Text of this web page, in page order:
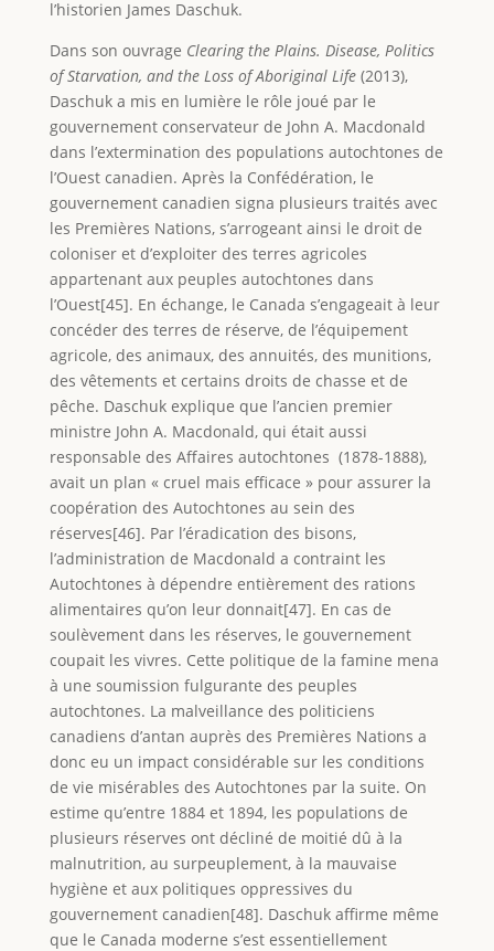
l’historien James Daschuk.
Dans son ouvrage Clearing the Plains. Disease, Politics
of Starvation, and the Loss of Aboriginal Life(2013),
Daschuk a mis en lumière le rôle joué par le
gouvernement conservateur de John A. Macdonald
dans l’extermination des populations autochtones de
l’Ouest canadien. Après la Confédération, le
gouvernement canadien signa plusieurs traités avec
les Premières Nations, s’arrogeant ainsi le droit de
coloniser et d’exploiter des terres agricoles
appartenant aux peuples autochtones dans
l’Ouest[45]. En échange, le Canada s’engageait à leur
concéder des terres de réserve, de l’équipement
agricole, des animaux, des annuités, des munitions,
des vêtements et certains droits de chasse et de
pêche. Daschuk explique que l’ancien premier
ministre John A. Macdonald, qui était aussi
responsable des Affaires autochtones (1878-1888),
avait un plan « cruel mais efficace » pour assurer la
coopération des Autochtones au sein des
réserves[46]. Par l’éradication des bisons,
l’administration de Macdonald a contraint les
Autochtones à dépendre entièrement des rations
alimentaires qu’on leur donnait[47]. En cas de
soulèvement dans les réserves, le gouvernement
coupait les vivres. Cette politique de la famine mena
à une soumission fulgurante des peuples
autochtones. La malveillance des politiciens
canadiens d’antan auprès des Premières Nations a
donc eu un impact considérable sur les conditions
de vie misérables des Autochtones par la suite. On
estime qu’entre 1884 et 1894, les populations de
plusieurs réserves ont décliné de moitié dû à la
malnutrition, au surpeuplement, à la mauvaise
hygiène et aux politiques oppressives du
gouvernement canadien[48]. Daschuk affirme même
que le Canada moderne s’est essentiellement